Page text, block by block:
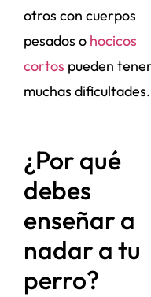
otros con cuerpos
pesados o hocicos
cortos pueden tener
muchas dificultades.
¿Por qué
debes
enseñar a
nadar a tu
perro?